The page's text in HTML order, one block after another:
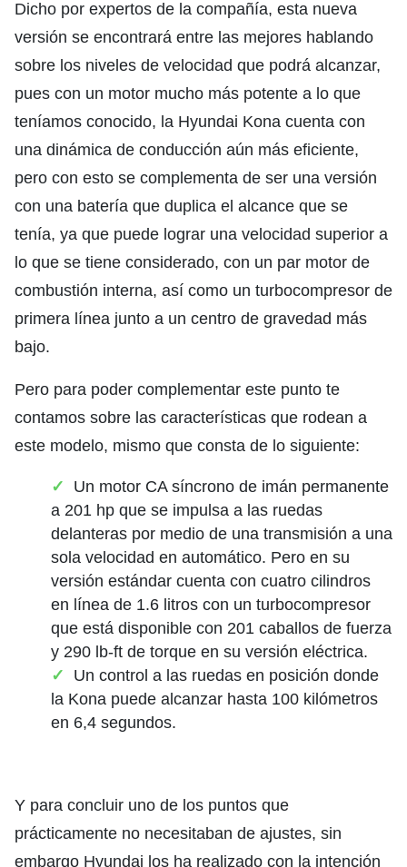
Dicho por expertos de la compañía, esta nueva
versión se encontrará entre las mejores hablando
sobre los niveles de velocidad que podrá alcanzar,
pues con un motor mucho más potente a lo que
teníamos conocido, la Hyundai Kona cuenta con
una dinámica de conducción aún más eficiente,
pero con esto se complementa de ser una versión
con una batería que duplica el alcance que se
tenía, ya que puede lograr una velocidad superior a
lo que se tiene considerado, con un par motor de
combustión interna, así como un turbocompresor de
primera línea junto a un centro de gravedad más
bajo.
Pero para poder complementar este punto te
contamos sobre las características que rodean a
este modelo, mismo que consta de lo siguiente:
Un motor CA síncrono de imán permanente
a 201 hp que se impulsa a las ruedas
delanteras por medio de una transmisión a una
sola velocidad en automático. Pero en su
versión estándar cuenta con cuatro cilindros
en línea de 1.6 litros con un turbocompresor
que está disponible con 201 caballos de fuerza
y 290 lb-ft de torque en su versión eléctrica.
Un control a las ruedas en posición donde
la Kona puede alcanzar hasta 100 kilómetros
en 6,4 segundos.
Y para concluir uno de los puntos que
prácticamente no necesitaban de ajustes, sin
embargo Hyundai los ha realizado con la intención